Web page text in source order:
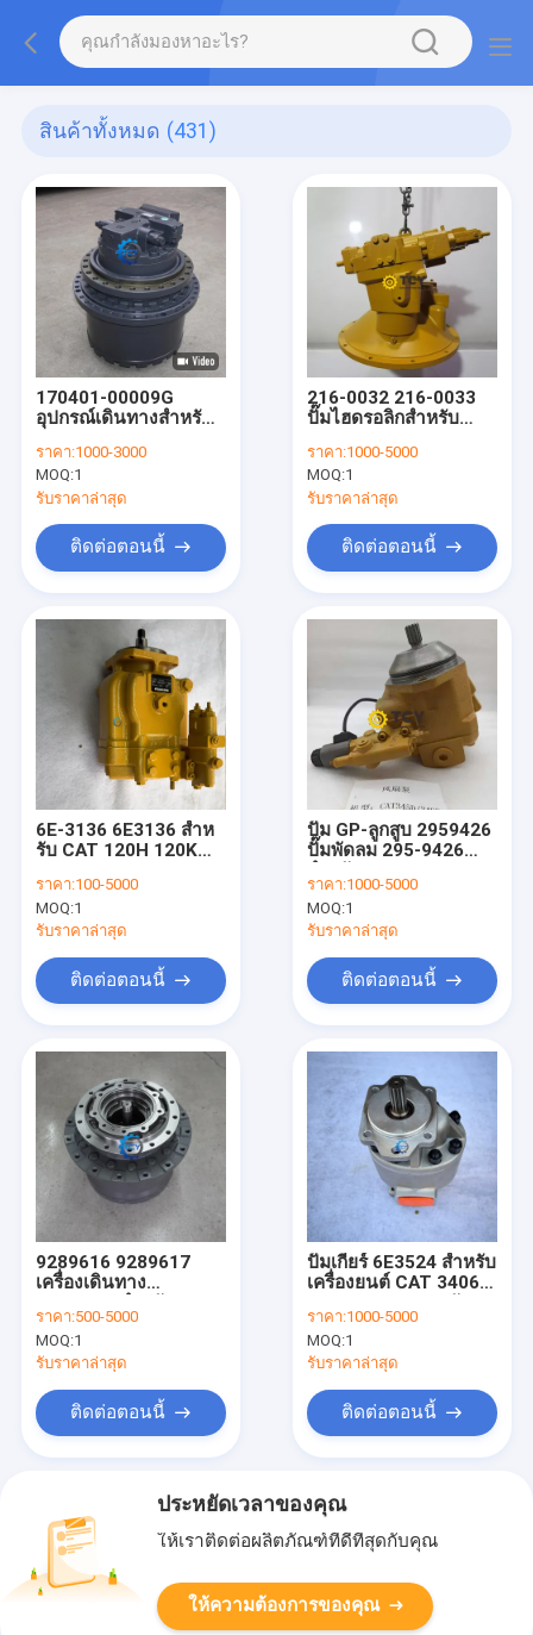
สินค้าทั้งหมด (431)
170401-00009G
อุปกรณ์เดินทางสำหรับ
DX500LCA DX520LCA
Doosan
ราคา:1000-3000
MOQ:1
รับราคาล่าสุด
ติดต่อตอนนี้
216-0032 216-0033
ปั๊มไฮดรอลิกสำหรับ
345BL
ราคา:1000-5000
MOQ:1
รับราคาล่าสุด
ติดต่อตอนนี้
6E-3136 6E3136 สําห
รับ CAT 120H 120K
เครื่องระดับเครื่องยนต์
ราคา:100-5000
MOQ:1
รับราคาล่าสุด
ติดต่อตอนนี้
ปั๊ม GP-ลูกสูบ 2959426
ปั๊มพัดลม 295-9426
345D L 345D LVG
349D 349D L
ราคา:1000-5000
MOQ:1
รับราคาล่าสุด
ติดต่อตอนนี้
9289616 9289617
เครื่องเดินทาง
ZX135USK-3 VR512
VR512-2 ZX135US-3
ZX135US-3-HCME
ราคา:500-5000
MOQ:1
รับราคาล่าสุด
ติดต่อตอนนี้
ปั๊มเกียร์ 6E3524 สำหรับ
เครื่องยนต์ CAT 3406
R1700 II R1700G
980C 980F 980F II
ราคา:1000-5000
MOQ:1
รับราคาล่าสุด
ติดต่อตอนนี้
ประหยัดเวลาของคุณ
ให้เราติดต่อผลิตภัณฑ์ที่ดีที่สุดกับคุณ
ให้ความต้องการของคุณ